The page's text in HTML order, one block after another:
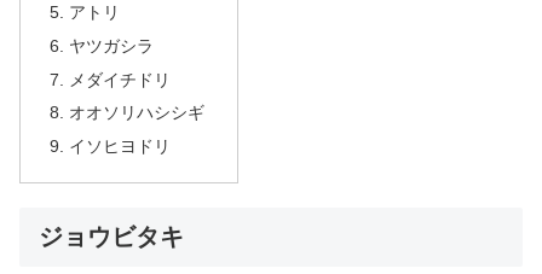
アトリ
ヤツガシラ
メダイチドリ
オオソリハシシギ
イソヒヨドリ
ジョウビタキ